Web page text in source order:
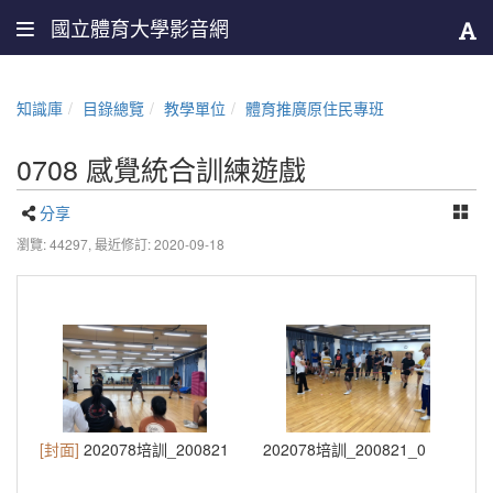
國立體育大學影音網
知識庫 目錄總覽 教學單位 體育推廣原住民專班
0708 感覺統合訓練遊戲
分享
瀏覽: 44297, 最近修訂: 2020-09-18
[封面] 202078培訓_200821 202078培訓_200821_0